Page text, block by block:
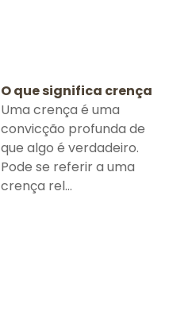
O que significa crença
Uma crença é uma
convicção profunda de
que algo é verdadeiro.
Pode se referir a uma
crença rel...